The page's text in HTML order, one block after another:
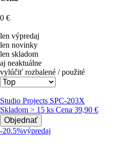
0 €
len výpredaj
len novinky
len skladom
aj neaktuálne
vylúčiť rozbalené / použité
Studio Projects SPC-203X
Skladom > 15 ks Cena 39,90 €
Objednať
-20.5%výpredaj